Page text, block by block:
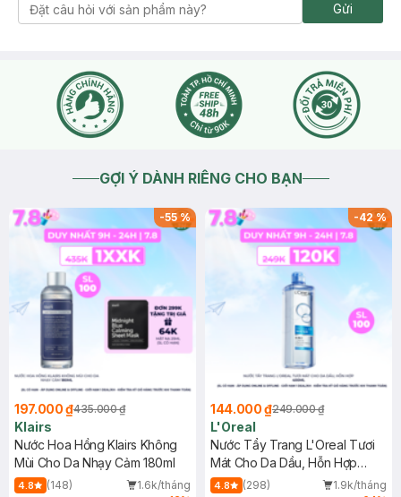
Gửi
GỢI Ý DÀNH RIÊNG CHO BẠN
-55%
197.000 ₫435.000 ₫
Klairs
Nước Hoa Hồng Klairs Không
Mùi Cho Da Nhạy Cảm 180ml
4.8 (148)
1.6k/tháng
-42%
144.000 ₫249.000 ₫
L'Oreal
Nước Tẩy Trang L'Oreal Tươi
Mát Cho Da Dầu, Hỗn Hợp
400ml
4.8 (298)
1.9k/tháng